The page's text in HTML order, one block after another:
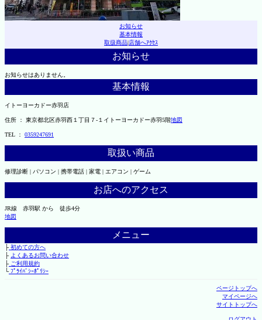
お知らせ
基本情報
取扱商品|店舗へｱｸｾｽ
お知らせ
お知らせはありません。
基本情報
イトーヨーカドー赤羽店
住所 ： 東京都北区赤羽西１丁目７-１イトーヨーカドー赤羽5階地図
TEL ： 0359247691
取扱い商品
修理診断 | パソコン | 携帯電話 | 家電 | エアコン | ゲーム
お店へのアクセス
JR線 赤羽駅 から 徒歩4分
地図
メニュー
├初めての方へ
├ よくあるお問い合わせ
├ご利用規約
└ﾌﾟﾗｲﾊﾞｼｰﾎﾟﾘｼｰ
ページトップへ
マイページへ
サイトトップへ